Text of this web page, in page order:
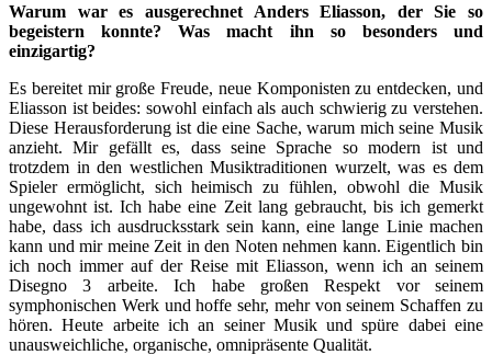
Warum war es ausgerechnet Anders Eliasson, der Sie so
begeistern konnte? Was macht ihn so besonders und
einzigartig?
Es bereitet mir große Freude, neue Komponisten zu entdecken, und
Eliasson ist beides: sowohl einfach als auch schwierig zu verstehen.
Diese Herausforderung ist die eine Sache, warum mich seine Musik
anzieht. Mir gefällt es, dass seine Sprache so modern ist und
trotzdem in den westlichen Musiktraditionen wurzelt, was es dem
Spieler ermöglicht, sich heimisch zu fühlen, obwohl die Musik
ungewohnt ist. Ich habe eine Zeit lang gebraucht, bis ich gemerkt
habe, dass ich ausdrucksstark sein kann, eine lange Linie machen
kann und mir meine Zeit in den Noten nehmen kann. Eigentlich bin
ich noch immer auf der Reise mit Eliasson, wenn ich an seinem
Disegno 3 arbeite. Ich habe großen Respekt vor seinem
symphonischen Werk und hoffe sehr, mehr von seinem Schaffen zu
hören. Heute arbeite ich an seiner Musik und spüre dabei eine
unausweichliche, organische, omnipräsente Qualität.